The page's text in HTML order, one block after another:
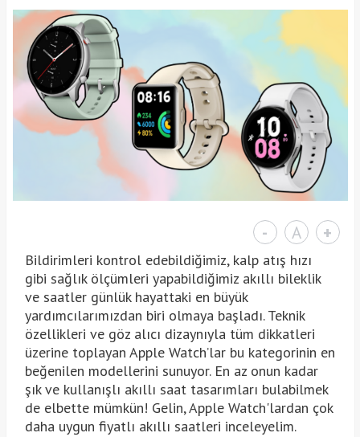
- A +
Bildirimleri kontrol edebildiğimiz, kalp atış hızı
gibi sağlık ölçümleri yapabildiğimiz akıllı bileklik
ve saatler günlük hayattaki en büyük
yardımcılarımızdan biri olmaya başladı. Teknik
özellikleri ve göz alıcı dizaynıyla tüm dikkatleri
üzerine toplayan Apple Watch’lar bu kategorinin en
beğenilen modellerini sunuyor. En az onun kadar
şık ve kullanışlı akıllı saat tasarımları bulabilmek
de elbette mümkün! Gelin, Apple Watch'lardan çok
daha uygun fiyatlı akıllı saatleri inceleyelim.